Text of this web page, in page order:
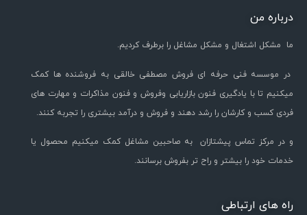
درباره من
ما مشکل اشتغال و مشکل مشاغل را برطرف کردیم.
در موسسه فنی حرفه ای فروش مصطفی خالقی به فروشنده ها کمک
میکنیم تا با یادگیری فنون بازاریابی وفروش و فنون مذاکرات و مهارت های
فردی کسب و کارشان را رشد دهند و فروش و درآمد بیشتری را تجربه کنند.
و در مرکز تماس پیشتازان به صاحبین مشاغل کمک میکنیم محصول یا
خدمات خود را بیشتر و راح تر بفروش برسانند.
راه های ارتباطی